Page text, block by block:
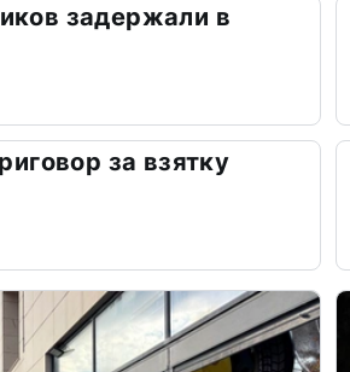
задержали в
за взятку